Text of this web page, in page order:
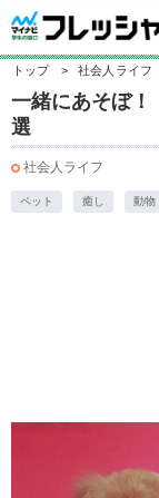
トップ > 社会人ライフ
一緒にあそぼ
選
社会人ライフ
ペット 癒し 動物